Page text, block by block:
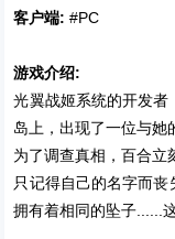
客户端: #PC
游戏介绍:
光翼战姬系统的开发者
岛上，出现了一位与她
为了调查真相，百合立
只记得自己的名字而
拥有着相同的坠子......